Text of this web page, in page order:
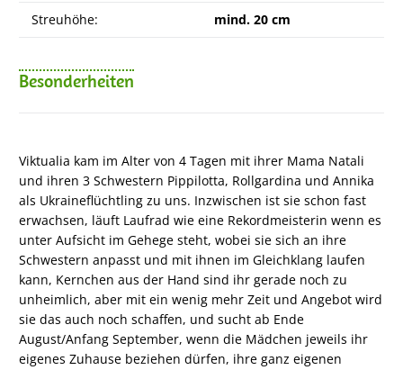
Streuhöhe: mind. 20 cm
Besonderheiten
Viktualia kam im Alter von 4 Tagen mit ihrer Mama Natali
und ihren 3 Schwestern Pippilotta, Rollgardina und Annika
als Ukraineflüchtling zu uns. Inzwischen ist sie schon fast
erwachsen, läuft Laufrad wie eine Rekordmeisterin wenn es
unter Aufsicht im Gehege steht, wobei sie sich an ihre
Schwestern anpasst und mit ihnen im Gleichklang laufen
kann, Kernchen aus der Hand sind ihr gerade noch zu
unheimlich, aber mit ein wenig mehr Zeit und Angebot wird
sie das auch noch schaffen, und sucht ab Ende
August/Anfang September, wenn die Mädchen jeweils ihr
eigenes Zuhause beziehen dürfen, ihre ganz eigenen